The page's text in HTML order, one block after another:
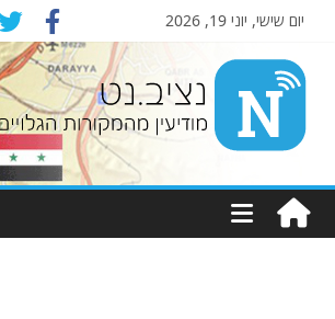
יום שישי, יוני 19, 2026
Nziv.net
מודיעין
מהמקורות